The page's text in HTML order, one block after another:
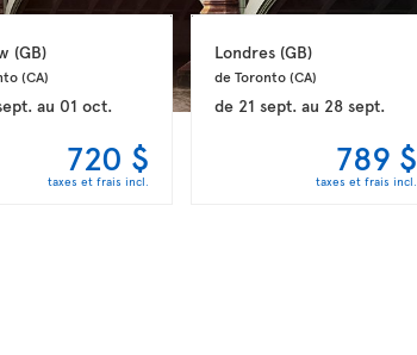
(GB)
(CA)
au 01 oct.
720 $
taxes et frais incl.
Londres (GB)
de Toronto (CA)
de 21 sept. au 28 sept.
789 $
taxes et frais incl.